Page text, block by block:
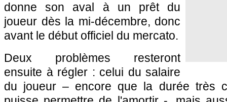
donne son aval à un prêt du
joueur dès la mi-décembre, donc
avant le début officiel du mercato.
Deux problèmes resteront
ensuite à régler : celui du salaire
du joueur – encore que la durée très